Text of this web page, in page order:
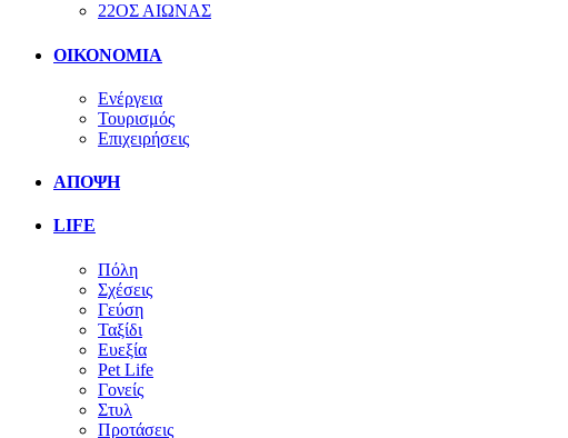
22ΟΣ ΑΙΩΝΑΣ
ΟΙΚΟΝΟΜΙΑ
Ενέργεια
Τουρισμός
Επιχειρήσεις
ΑΠΟΨΗ
LIFE
Πόλη
Σχέσεις
Γεύση
Ταξίδι
Ευεξία
Pet Life
Γονείς
Στυλ
Προτάσεις